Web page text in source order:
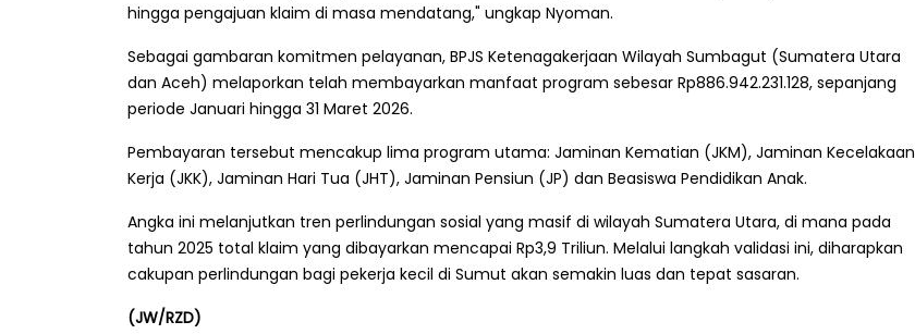
hingga pengajuan klaim di masa mendatang," ungkap Nyoman.
Sebagai gambaran komitmen pelayanan, BPJS Ketenagakerjaan Wilayah Sumbagut (Sumatera Utara
dan Aceh) melaporkan telah membayarkan manfaat program sebesar Rp886.942.231.128, sepanjang
periode Januari hingga 31 Maret 2026.
Pembayaran tersebut mencakup lima program utama: Jaminan Kematian (JKM), Jaminan Kecelakaan
Kerja (JKK), Jaminan Hari Tua (JHT), Jaminan Pensiun (JP) dan Beasiswa Pendidikan Anak.
Angka ini melanjutkan tren perlindungan sosial yang masif di wilayah Sumatera Utara, di mana pada
tahun 2025 total klaim yang dibayarkan mencapai Rp3,9 Triliun. Melalui langkah validasi ini, diharapkan
cakupan perlindungan bagi pekerja kecil di Sumut akan semakin luas dan tepat sasaran.
(JW/RZD)